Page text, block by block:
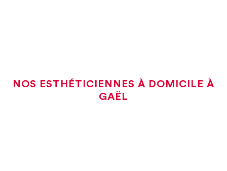
NOS ESTHÉTICIENNES À DOMICILE À
GAËL